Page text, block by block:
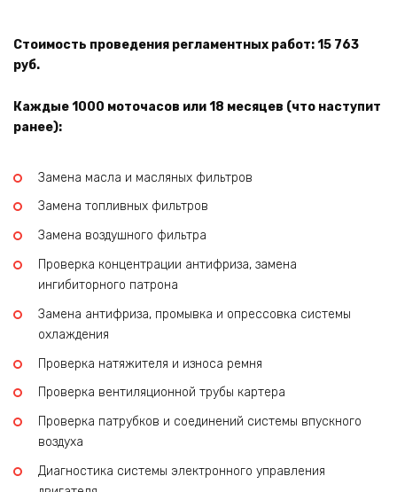
Стоимость проведения регламентных работ: 15 763
руб.
Каждые 1000 моточасов или 18 месяцев (что наступит
ранее):
Замена масла и масляных фильтров
Замена топливных фильтров
Замена воздушного фильтра
Проверка концентрации антифриза, замена
ингибиторного патрона
Замена антифриза, промывка и опрессовка системы
охлаждения
Проверка натяжителя и износа ремня
Проверка вентиляционной трубы картера
Проверка патрубков и соединений системы впускного
воздуха
Диагностика системы электронного управления